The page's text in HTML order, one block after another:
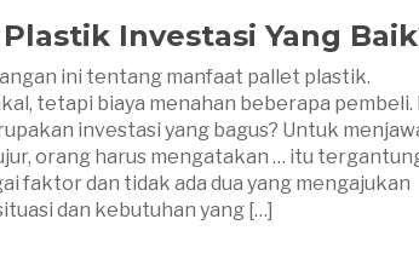
Investasi Yang
ini tentang manfaat pallet plastik.
tetapi biaya menahan beberapa pembeli.
investasi yang bagus? Untuk
orang harus mengatakan … itu
faktor dan tidak ada dua yang mengajukan
dan kebutuhan yang […]